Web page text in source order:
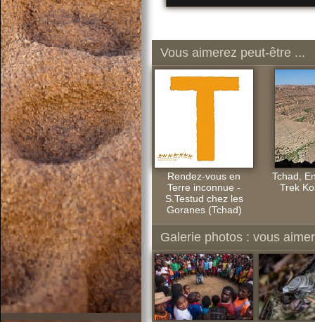
Vous aimerez peut-être ...
Rendez-vous en
Terre inconnue -
S.Testud chez les
Goranes (Tchad)
Tchad,
Trek
Galerie photos : vous